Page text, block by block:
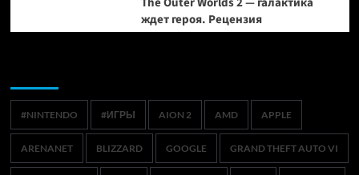
ждет героя. Рецензия
#NINTENDO #ИГРЫ AION 2 AMD APPLE
ARENANET BLIZZARD GOOGLE GRAND THEFT AUTO VI